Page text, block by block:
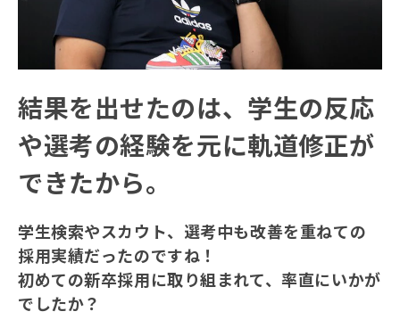
結果を出せたのは、学生の反応
や選考の経験を元に軌道修正が
できたから。
学生検索やスカウト、選考中も改善を重ねての
採用実績だったのですね！
初めての新卒採用に取り組まれて、率直にいかが
でしたか？